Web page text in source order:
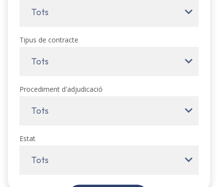
Tots
Tipus de contracte
Tots
Procediment d'adjudicació
Tots
Estat
Tots